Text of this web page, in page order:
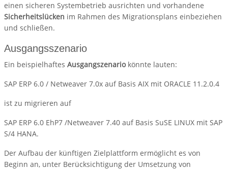
einen sicheren Systembetrieb ausrichten und vorhandene
Sicherheitslücken im Rahmen des Migrationsplans einbeziehen
und schließen.
Ausgangsszenario
Ein beispielhaftes Ausgangszenario könnte lauten:
SAP ERP 6.0 / Netweaver 7.0x auf Basis AIX mit ORACLE 11.2.0.4
ist zu migrieren auf
SAP ERP 6.0 EhP7 /Netweaver 7.40 auf Basis SuSE LINUX mit SAP
S/4 HANA.
Der Aufbau der künftigen Zielplattform ermöglicht es von
Beginn an, unter Berücksichtigung der Umsetzung von